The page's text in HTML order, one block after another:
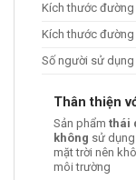
Kích thước đường
Kích thước đường
Số người sử dụng
Thân thiện
Sản phẩmthái
không sử
mặt trời nên
môi trường